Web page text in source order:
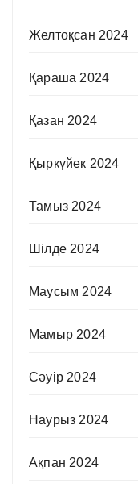
Желтоқсан 2024
Қараша 2024
Қазан 2024
Қыркүйек 2024
Тамыз 2024
Шілде 2024
Маусым 2024
Мамыр 2024
Сәуір 2024
Наурыз 2024
Ақпан 2024